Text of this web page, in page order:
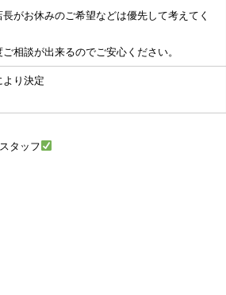
長がお休みのご希望などは優先して考えてく
ご相談が出来るのでご安心ください。
より決定
タッフ